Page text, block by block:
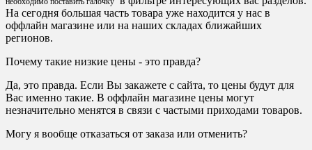
На сегодня большая часть товара уже находится у нас в
оффлайн магазине или на наших складах ближайших
регионов.
Почему такие низкие цены - это правда?
Да, это правда. Если Вы закажете с сайта, то цены будут для
Вас именно такие. В оффлайн магазине цены могут
незначительно менятся в связи с частыми приходами товаров.
Могу я вообще отказаться от заказа или отменить?